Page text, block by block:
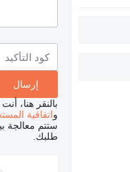
بالنقر هنا،
واتفاقية
ستتم معالجة
طلبك.